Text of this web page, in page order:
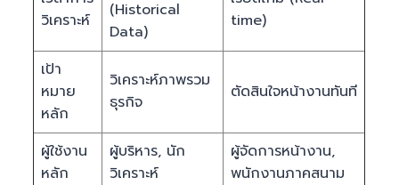
วิเคราะห์
(Historical
Data)
time)
เป้า
หมาย
หลัก
วิเคราะห์ภาพรวม
ธุรกิจ
ตัดสินใจหน้างานทันที
ผู้ใช้งาน
หลัก
ผู้บริหาร, นัก
วิเคราะห์
ผู้จัดการหน้างาน,
พนักงานภาคสนาม